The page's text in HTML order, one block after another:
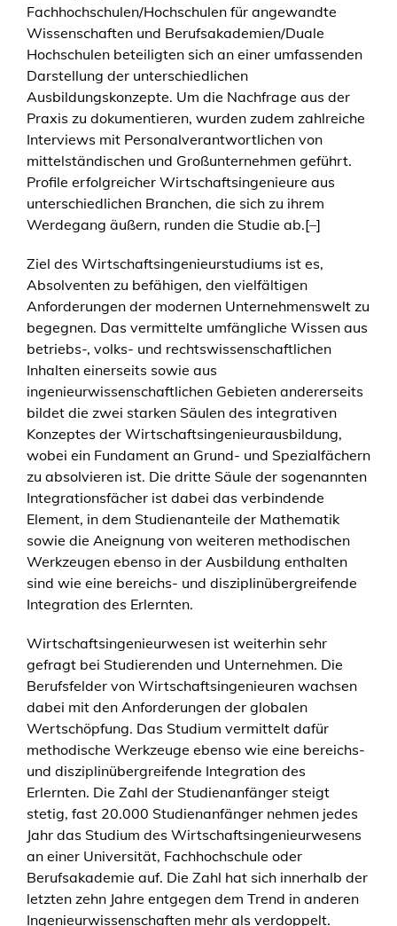
Fachhochschulen/Hochschulen für angewandte
Wissenschaften und Berufsakademien/Duale
Hochschulen beteiligten sich an einer umfassenden
Darstellung der unterschiedlichen
Ausbildungskonzepte. Um die Nachfrage aus der
Praxis zu dokumentieren, wurden zudem zahlreiche
Interviews mit Personalverantwortlichen von
mittelständischen und Großunternehmen geführt.
Profile erfolgreicher Wirtschaftsingenieure aus
unterschiedlichen Branchen, die sich zu ihrem
Werdegang äußern, runden die Studie ab.[–]
Ziel des Wirtschaftsingenieurstudiums ist es,
Absolventen zu befähigen, den vielfältigen
Anforderungen der modernen Unternehmenswelt zu
begegnen. Das vermittelte umfängliche Wissen aus
betriebs-, volks- und rechtswissenschaftlichen
Inhalten einerseits sowie aus
ingenieurwissenschaftlichen Gebieten andererseits
bildet die zwei starken Säulen des integrativen
Konzeptes der Wirtschaftsingenieurausbildung,
wobei ein Fundament an Grund- und Spezialfächern
zu absolvieren ist. Die dritte Säule der sogenannten
Integrationsfächer ist dabei das verbindende
Element, in dem Studienanteile der Mathematik
sowie die Aneignung von weiteren methodischen
Werkzeugen ebenso in der Ausbildung enthalten
sind wie eine bereichs- und disziplinübergreifende
Integration des Erlernten.
Wirtschaftsingenieurwesen ist weiterhin sehr
gefragt bei Studierenden und Unternehmen. Die
Berufsfelder von Wirtschaftsingenieuren wachsen
dabei mit den Anforderungen der globalen
Wertschöpfung. Das Studium vermittelt dafür
methodische Werkzeuge ebenso wie eine bereichs-
und disziplinübergreifende Integration des
Erlernten. Die Zahl der Studienanfänger steigt
stetig, fast 20.000 Studienanfänger nehmen jedes
Jahr das Studium des Wirtschaftsingenieurwesens
an einer Universität, Fachhochschule oder
Berufsakademie auf. Die Zahl hat sich innerhalb der
letzten zehn Jahre entgegen dem Trend in anderen
Ingenieurwissenschaften mehr als verdoppelt.